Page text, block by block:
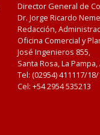
Director General de
Dr. Jorge Ricardo
Redacción,
Oficina Comercial y
José Ingenieros 855,
Santa Rosa, La
Tel: (02954) 411117/
Cel: +54 2954 535213